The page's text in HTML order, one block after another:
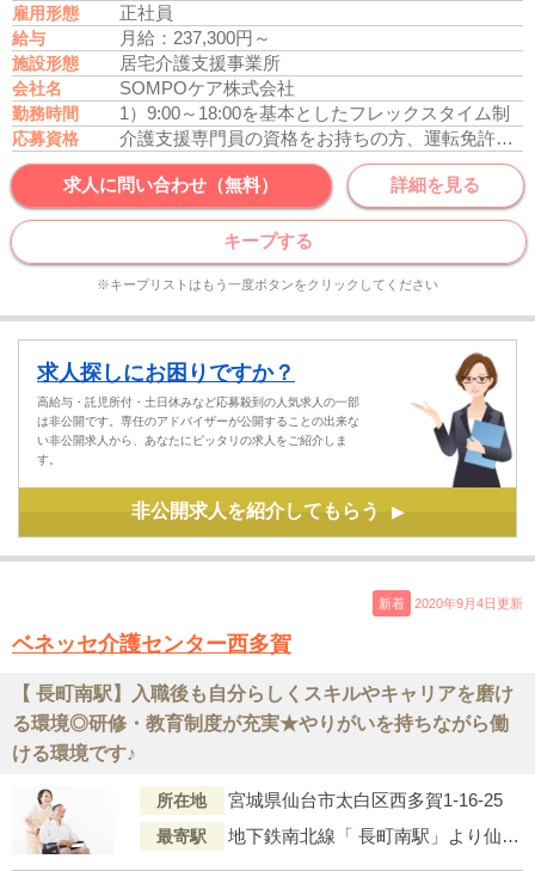
雇用形態 正社員
給与 月給：237,300円～
施設形態 居宅介護支援事業所
会社名 SOMPOケア株式会社
勤務時間 1）9:00～18:00を基本としたフレックスタイム制
応募資格 介護支援専門員の資格をお持ちの方、運転免許あれば尚可
求人に問い合わせ（無料） 詳細を見る
キープする
※キープリストはもう一度ボタンをクリックしてください
求人探しにお困りですか？
高給与・託児所付・土日休みなど応募殺到の人気求人の一部
は非公開です。専任のアドバイザーが公開することの出来な
い非公開求人から、あなたにピッタリの求人をご紹介しま
す。
非公開求人を紹介してもらう ▶
新着 2020年9月4日更新
ベネッセ介護センター西多賀
【 長町南駅】入職後も自分らしくスキルやキャリアを磨け
る環境◎研修・教育制度が充実★やりがいを持ちながら働
ける環境です♪
所在地 宮城県仙台市太白区西多賀1-16-25
最寄駅 地下鉄南北線「 長町南駅」より仙台市営バス『八木山動物公園駅』行「新道西多賀(バス停)」下車徒歩3分